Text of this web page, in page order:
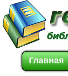
Главная